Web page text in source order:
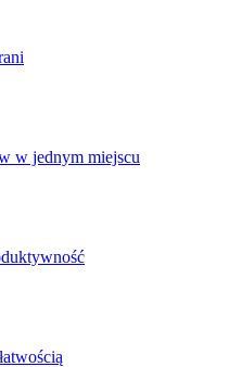
w jednym miejscu